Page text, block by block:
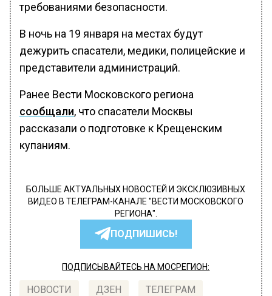
требованиями безопасности.
В ночь на 19 января на местах будут
дежурить спасатели, медики, полицейские и
представители администраций.
Ранее Вести Московского региона
сообщали, что спасатели Москвы
рассказали о подготовке к Крещенским
купаниям.
БОЛЬШЕ АКТУАЛЬНЫХ НОВОСТЕЙ И ЭКСКЛЮЗИВНЫХ
ВИДЕО В ТЕЛЕГРАМ-КАНАЛЕ "ВЕСТИ МОСКОВСКОГО
РЕГИОНА".
ПОДПИШИСЬ!
ПОДПИСЫВАЙТЕСЬ НА МОСРЕГИОН:
НОВОСТИ ДЗЕН ТЕЛЕГРАМ